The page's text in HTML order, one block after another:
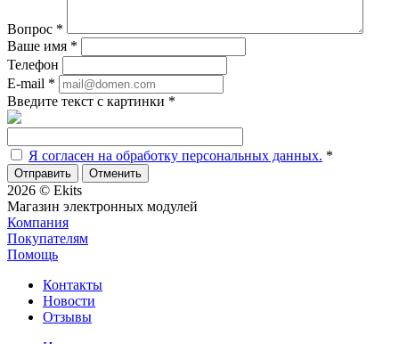
Вопрос *
Ваше имя *
Телефон
E-mail *
Введите текст с картинки *
Я согласен на обработку персональных данных. *
Отменить
2026 © Ekits
Магазин электронных модулей
Компания
Покупателям
Помощь
Контакты
Новости
Отзывы